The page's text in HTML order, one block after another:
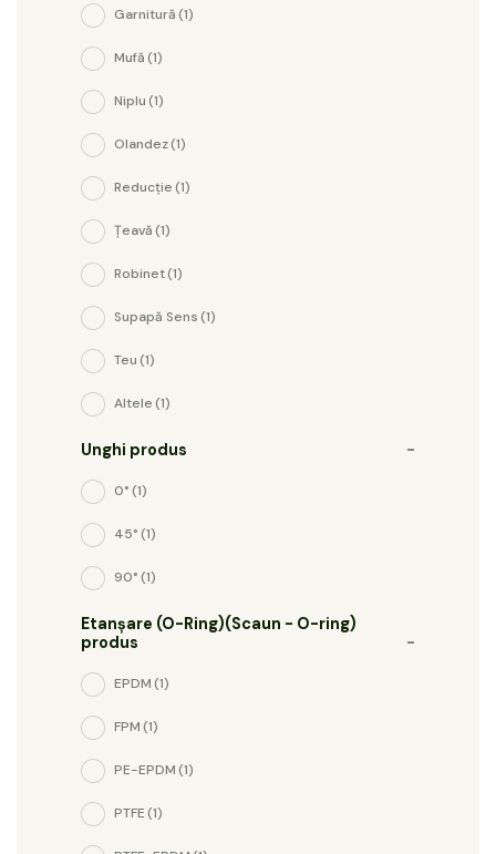
Garnitură(1)
Mufă(1)
Niplu(1)
Olandez(1)
Reducție(1)
Țeavă(1)
Robinet(1)
Supapă Sens(1)
Teu(1)
Altele(1)
Unghi produs -
0°(1)
45°(1)
90°(1)
Etanșare (O-Ring)(Scaun - O-ring)
produs
-
EPDM(1)
FPM(1)
PE-EPDM(1)
PTFE(1)